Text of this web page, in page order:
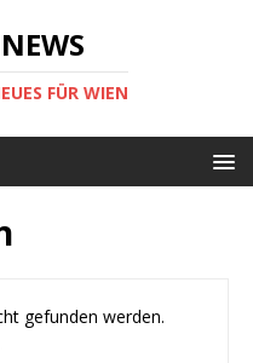
FÜR WIEN
gefunden werden.